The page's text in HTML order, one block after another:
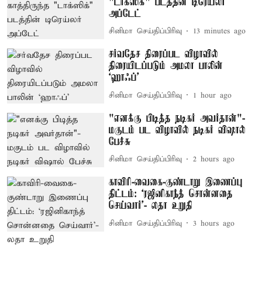
அப்டேட்
சினிமா செய்திப்பிரிவு 13 minutes ago
சர்வதேச திரைப்பட விழாவில்
திரையிடப்படும் அமலா பாலின்
‘ஹாஃப்’
சினிமா செய்திப்பிரிவு 1 hour ago
"எனக்கு பிடித்த நடிகர் அவர்தான்"-
மகுடம் பட விழாவில் நடிகர் விஷால்
பேச்சு
சினிமா செய்திப்பிரிவு 2 hours ago
காவிரி-வைகை-குண்டாறு இணைப்பு
திட்டம்: ‘ரஜினிகாந்த் சொன்னதை
செய்வார்’- லதா உறுதி
சினிமா செய்திப்பிரிவு 3 hours ago